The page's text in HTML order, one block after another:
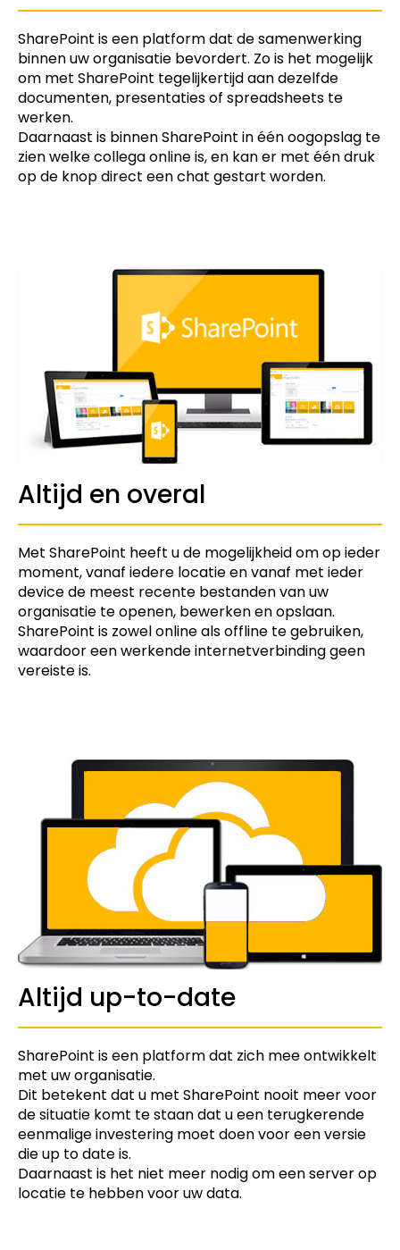
SharePoint is een platform dat de samenwerking
binnen uw organisatie bevordert. Zo is het mogelijk
om met SharePoint tegelijkertijd aan dezelfde
documenten, presentaties of spreadsheets te
werken.
Daarnaast is binnen SharePoint in één oogopslag te
zien welke collega online is, en kan er met één druk
op de knop direct een chat gestart worden.
Altijd en overal
Met SharePoint heeft u de mogelijkheid om op ieder
moment, vanaf iedere locatie en vanaf met ieder
device de meest recente bestanden van uw
organisatie te openen, bewerken en opslaan.
SharePoint is zowel online als offline te gebruiken,
waardoor een werkende internetverbinding geen
vereiste is.
Altijd up-to-date
SharePoint is een platform dat zich mee ontwikkelt
met uw organisatie.
Dit betekent dat u met SharePoint nooit meer voor
de situatie komt te staan dat u een terugkerende
eenmalige investering moet doen voor een versie
die up to date is.
Daarnaast is het niet meer nodig om een server op
locatie te hebben voor uw data.